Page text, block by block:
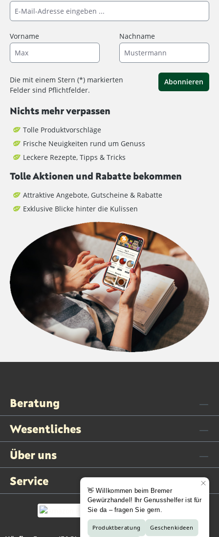
Vorname Nachname
Die mit einem Stern (*) markierten
Felder sind Pflichtfelder.
Abonnieren
Nichts mehr verpassen
Tolle Produktvorschläge
Frische Neuigkeiten rund um Genuss
Leckere Rezepte, Tipps & Tricks
Tolle Aktionen und Rabatte bekommen
Attraktive Angebote, Gutscheine & Rabatte
Exklusive Blicke hinter die Kulissen
Beratung
Wesentliches
Über uns
Service